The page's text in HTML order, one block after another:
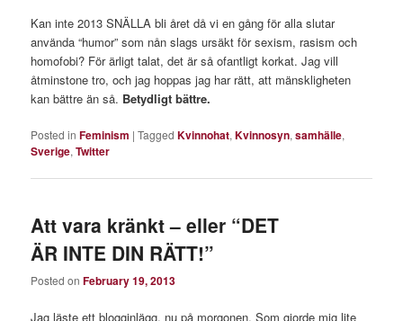
Kan inte 2013 SNÄLLA bli året då vi en gång för alla slutar
använda “humor” som nån slags ursäkt för sexism, rasism och
homofobi? För ärligt talat, det är så ofantligt korkat. Jag vill
åtminstone tro, och jag hoppas jag har rätt, att mänskligheten
kan bättre än så. Betydligt bättre.
Posted in Feminism |Tagged Kvinnohat,Kvinnosyn,samhälle,
Sverige,Twitter
Att vara kränkt – eller “DET
ÄR INTE DIN RÄTT!”
Posted onFebruary 19, 2013
Jag läste ett blogginlägg, nu på morgonen. Som gjorde mig lite